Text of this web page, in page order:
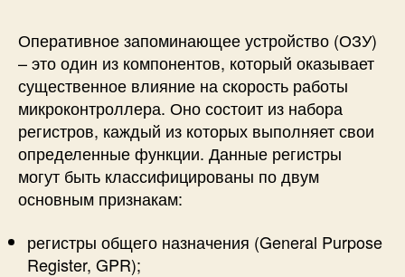
Оперативное запоминающее устройство (ОЗУ)
– это один из компонентов, который оказывает
существенное влияние на скорость работы
микроконтроллера. Оно состоит из набора
регистров, каждый из которых выполняет свои
определенные функции. Данные регистры
могут быть классифицированы по двум
основным признакам:
регистры общего назначения (General Purpose
Register, GPR);